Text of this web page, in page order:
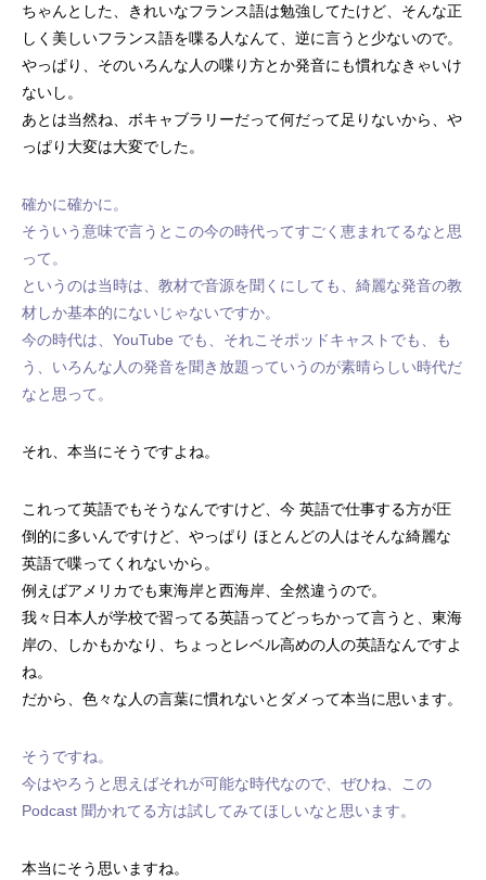
ちゃんとした、きれいなフランス語は勉強してたけど、そんな正
しく美しいフランス語を喋る人なんて、逆に言うと少ないので。
やっぱり、そのいろんな人の喋り方とか発音にも慣れなきゃいけ
ないし。
あとは当然ね、ボキャブラリーだって何だって足りないから、や
っぱり大変は大変でした。
確かに確かに。
そういう意味で言うとこの今の時代ってすごく恵まれてるなと思
って。
というのは当時は、教材で音源を聞くにしても、綺麗な発音の教
材しか基本的にないじゃないですか。
今の時代は、YouTube でも、それこそポッドキャストでも、も
う、いろんな人の発音を聞き放題っていうのが素晴らしい時代だ
なと思って。
それ、本当にそうですよね。
これって英語でもそうなんですけど、今 英語で仕事する方が圧
倒的に多いんですけど、やっぱり ほとんどの人はそんな綺麗な
英語で喋ってくれないから。
例えばアメリカでも東海岸と西海岸、全然違うので。
我々日本人が学校で習ってる英語ってどっちかって言うと、東海
岸の、しかもかなり、ちょっとレベル高めの人の英語なんですよ
ね。
だから、色々な人の言葉に慣れないとダメって本当に思います。
そうですね。
今はやろうと思えばそれが可能な時代なので、ぜひね、この
Podcast 聞かれてる方は試してみてほしいなと思います。
本当にそう思いますね。